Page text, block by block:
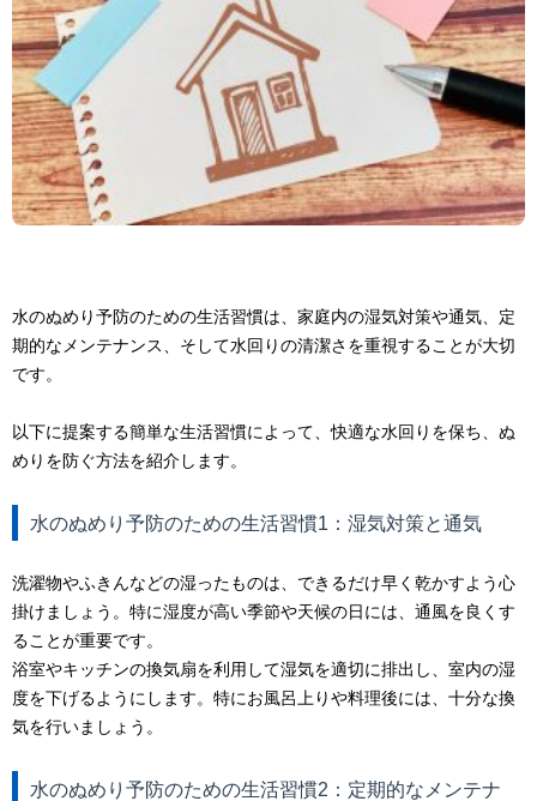
水のぬめり予防のための生活習慣は、家庭内の湿気対策や通気、定
期的なメンテナンス、そして水回りの清潔さを重視することが大切
です。
以下に提案する簡単な生活習慣によって、快適な水回りを保ち、ぬ
めりを防ぐ方法を紹介します。
水のぬめり予防のための生活習慣1：湿気対策と通気
洗濯物やふきんなどの湿ったものは、できるだけ早く乾かすよう心
掛けましょう。特に湿度が高い季節や天候の日には、通風を良くす
ることが重要です。
浴室やキッチンの換気扇を利用して湿気を適切に排出し、室内の湿
度を下げるようにします。特にお風呂上りや料理後には、十分な換
気を行いましょう。
水のぬめり予防のための生活習慣2：定期的なメンテナ